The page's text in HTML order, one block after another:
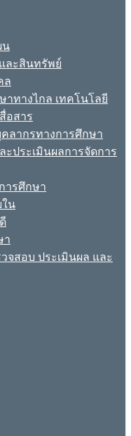
น
ละสินทรัพย์
ล
าทางไกล เทคโนโลยี
อสาร
ลากรทางการศึกษา
ประเมินผลการจัดการ
ารศึกษา
น
า
สอบ ประเมินผล และ